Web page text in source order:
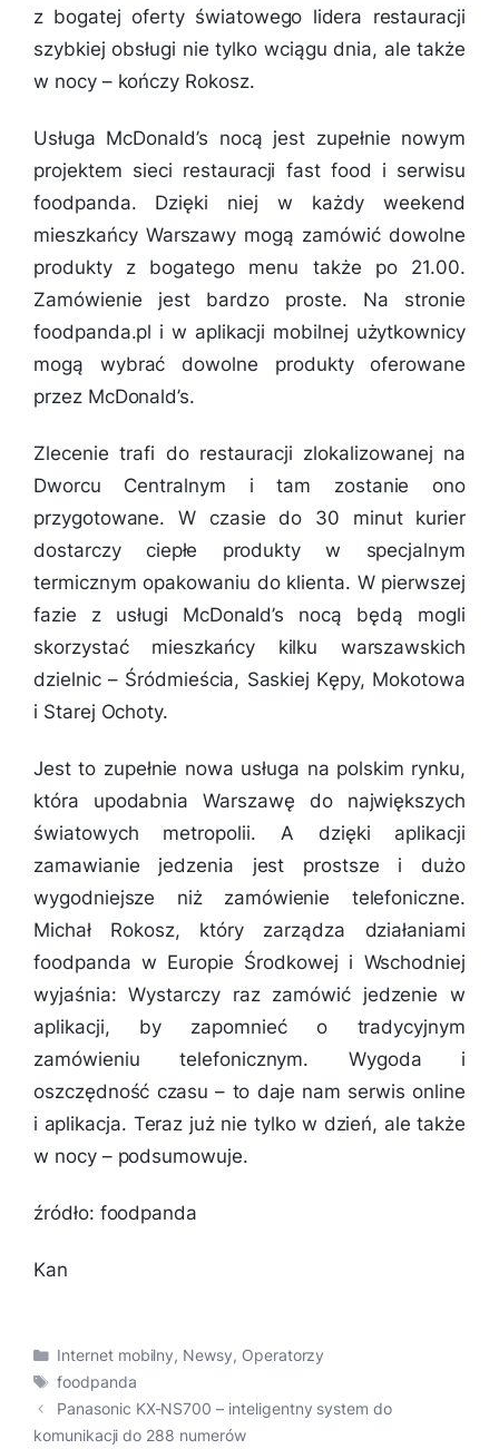
z bogatej oferty światowego lidera restauracji
szybkiej obsługi nie tylko wciągu dnia, ale także
w nocy– kończy Rokosz.
Usługa McDonald’s nocą jest zupełnie nowym
projektem sieci restauracji fast food i serwisu
foodpanda. Dzięki niej w każdy weekend
mieszkańcy Warszawy mogą zamówić dowolne
produkty z bogatego menu także po 21.00.
Zamówienie jest bardzo proste. Na stronie
foodpanda.pl i w aplikacji mobilnej użytkownicy
mogą wybrać dowolne produkty oferowane
przez McDonald’s.
Zlecenie trafi do restauracji zlokalizowanej na
Dworcu Centralnym i tam zostanie ono
przygotowane. W czasie do 30 minut kurier
dostarczy ciepłe produkty w specjalnym
termicznym opakowaniu do klienta. W pierwszej
fazie z usługi McDonald’s nocą będą mogli
skorzystać mieszkańcy kilku warszawskich
dzielnic – Śródmieścia, Saskiej Kępy, Mokotowa
i Starej Ochoty.
Jest to zupełnie nowa usługa na polskim rynku,
która upodabnia Warszawę do największych
światowych metropolii. A dzięki aplikacji
zamawianie jedzenia jest prostsze i dużo
wygodniejsze niż zamówienie telefoniczne.
Michał Rokosz, który zarządza działaniami
foodpanda w Europie Środkowej i Wschodniej
wyjaśnia:Wystarczy raz zamówić jedzenie w
aplikacji, by zapomnieć o tradycyjnym
zamówieniu telefonicznym. Wygoda i
oszczędność czasu – to daje nam serwis online
i aplikacja. Teraz już nie tylko w dzień, ale także
w nocy– podsumowuje.
źródło: foodpanda
Kan
Kategorie
Internet mobilny, Newsy, Operatorzy
Tagi
foodpanda
Panasonic KX-NS700 – inteligentny system do
komunikacji do 288 numerów